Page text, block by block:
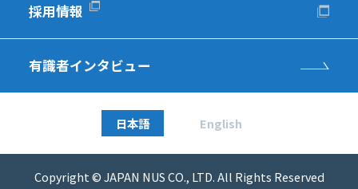
採用情報
有識者インタビュー
日本語 English
Copyright © JAPAN NUS CO., LTD. All Rights Reserved